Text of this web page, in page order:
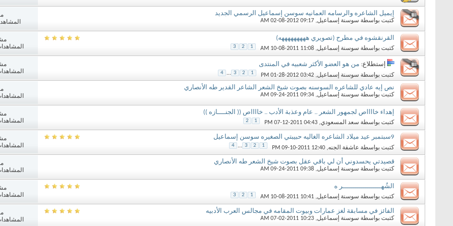
إيميل الشاعره والرسامه العمانيه سوسن إسماعيل الرسمي الجديد
كتبت بواسطة سوسنة إسماعيل‏, 02-08-2012 09:17 AM
المشاهدات:
القرنقشوه في مطرح (تصويري هههههههههه)
كتبت بواسطة سوسنة إسماعيل‏, 10-08-2011 11:08 AM
1
2
3
المشاهدات:
إستطلاع: من هو العضو الأكثر شعبيه في المنتدى
كتبت بواسطة سوسنة إسماعيل‏, 01-28-2012 03:42 PM
1
2
3
...
4
المشاهدات:
نص إيه عادي للشاعره السوسنه بصوت شيخ الشعر الشاعر القدير طه الأنصاري
كتبت بواسطة سوسنة إسماعيل‏, 09-24-2011 09:34 AM
المشاهدات:
إهداء خااااص لجمهور الشعر .. عام وعذبة الأدب .. خااااص (( الجنــــازه ))
كتبت بواسطة سعد المسعودي‏, 07-12-2011 04:43 PM
1
2
المشاهدات:
9سبتمبر عيد ميلاد الشاعره الغاليه حبيبتي الصغيره سوسن إسماعيل
كتبت بواسطة عاشقة الجنه‏, 09-10-2011 12:40 PM
1
2
3
...
4
المشاهدات:
قصيدتي يحسدوني أن لي باقي عقل بصوت شيخ الشعر طه الأنصاري
كتبت بواسطة سوسنة إسماعيل‏, 09-24-2011 09:38 AM
المشاهدات:
الشُهـــــــــــــــــــر ه
كتبت بواسطة سوسنة إسماعيل‏, 10-08-2011 10:41 AM
1
2
3
المشاهدات:
الفائز في مسابقة لغز عمارات وبيوت المقامه في مجالس العرب الأدبيه
كتبت بواسطة سوسنة إسماعيل‏, 07-02-2011 10:23 AM
المشاهدات: